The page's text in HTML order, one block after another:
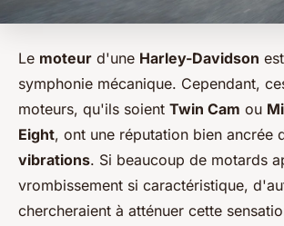
Le moteur d'une Harley-Davidson
symphonie mécanique. Cependant,
moteurs, qu'ils soient Twin Cam ou
Eight, ont une réputation bien ancrée
vibrations. Si beaucoup de motards
vrombissement si caractéristique,
chercheraient à atténuer cette